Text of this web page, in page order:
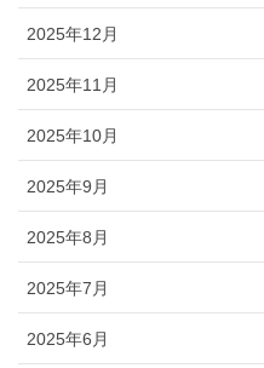
2025年12月
2025年11月
2025年10月
2025年9月
2025年8月
2025年7月
2025年6月